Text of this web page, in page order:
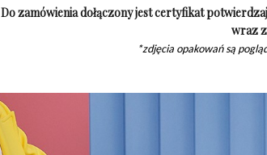
Do zamówienia dołączony jest certyfikat
wraz
*zdjęcia opakowań są